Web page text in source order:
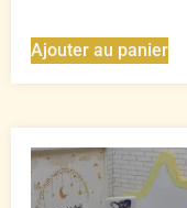
Ajouter au panier